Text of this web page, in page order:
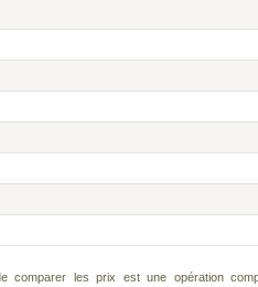
les prix est une opération